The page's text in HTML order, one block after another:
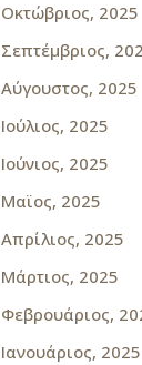
Οκτώβριος, 2025
Σεπτέμβριος,
Αύγουστος, 2025
Ιούλιος, 2025
Ιούνιος, 2025
Μαϊος, 2025
Απρίλιος, 2025
Μάρτιος, 2025
Φεβρουάριος,
Ιανουάριος, 2025